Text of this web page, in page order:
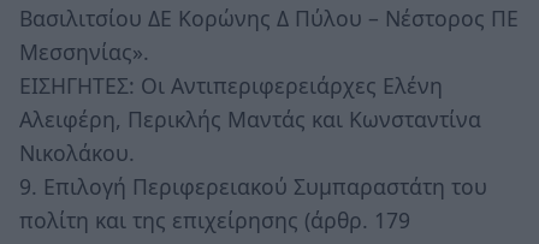
Βασιλιτσίου ΔΕ Κορώνης Δ Πύλου – Νέστορος ΠΕ
Μεσσηνίας».
ΕΙΣΗΓΗΤΕΣ: Οι Αντιπεριφερειάρχες Ελένη
Αλειφέρη, Περικλής Μαντάς και Κωνσταντίνα
Νικολάκου.
9. Επιλογή Περιφερειακού Συμπαραστάτη του
πολίτη και της επιχείρησης (άρθρ. 179